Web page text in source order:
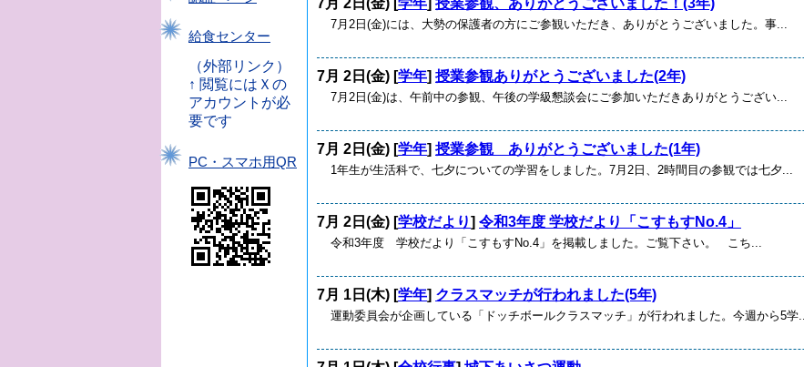
給食センター
（外部リンク）
↑ 閲覧にはＸの
アカウントが必
要です
PC・スマホ用QR
7月2日(金)には、大勢の保護者の方にご参観いただき、ありがとうございました。事...
7月 2日(金) [学年] 授業参観ありがとうございました(2年)
7月2日(金)は、午前中の参観、午後の学級懇談会にご参加いただきありがとうござい...
7月 2日(金) [学年] 授業参観 ありがとうございました(1年)
1年生が生活科で、七夕についての学習をしました。7月2日、2時間目の参観では七夕...
7月 2日(金) [学校だより] 令和3年度 学校だより「こすもすNo.4」
令和3年度 学校だより「こすもすNo.4」を掲載しました。ご覧下さい。 こち...
7月 1日(木) [学年] クラスマッチが行われました(5年)
運動委員会が企画している「ドッチボールクラスマッチ」が行われました。今週から5学...